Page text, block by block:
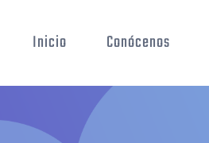
Inicio Conócenos